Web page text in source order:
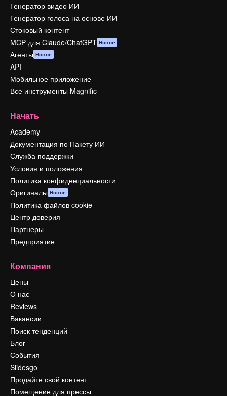
Генератор видео ИИ
Генератор голоса на основе ИИ
Стоковый контент
MCP для Claude/ChatGPT Новое
Агенты Новое
API
Мобильное приложение
Все инструменты Magnific
Начать
Academy
Документация по Пакету ИИ
Служба поддержки
Условия и положения
Политика конфиденциальности
Оригиналы Новое
Политика файлов cookie
Центр доверия
Партнеры
Предприятие
Компания
Цены
О нас
Reviews
Вакансии
Поиск тенденций
Блог
События
Slidesgo
Продайте свой контент
Помещение для прессы